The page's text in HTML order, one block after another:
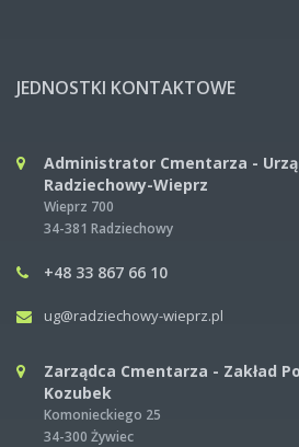
JEDNOSTKI KONTAKTOWE
Administrator Cmentarza -
Radziechowy-Wieprz
Wieprz 700
34-381 Radziechowy
+48 33 867 66 10
ug@radziechowy-wieprz.pl
Zarządca Cmentarza - Zakład
Kozubek
Komonieckiego 25
34-300 Żywiec